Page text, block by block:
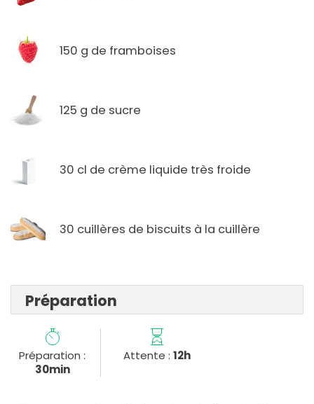
150 g de framboises
125 g de sucre
30 cl de crème liquide très froide
30 cuillères de biscuits à la cuillère
Préparation
Préparation :
30min
Attente : 12h